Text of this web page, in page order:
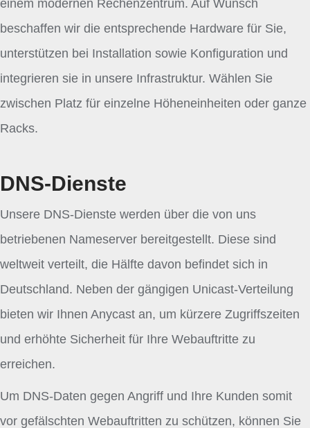
einem modernen Rechenzentrum. Auf Wunsch
beschaffen wir die entsprechende Hardware für Sie,
unterstützen bei Installation sowie Konfiguration und
integrieren sie in unsere Infrastruktur. Wählen Sie
zwischen Platz für einzelne Höheneinheiten oder ganze
Racks.
DNS-Dienste
Unsere DNS-Dienste werden über die von uns
betriebenen Nameserver bereitgestellt. Diese sind
weltweit verteilt, die Hälfte davon befindet sich in
Deutschland. Neben der gängigen Unicast-Verteilung
bieten wir Ihnen Anycast an, um kürzere Zugriffszeiten
und erhöhte Sicherheit für Ihre Webauftritte zu
erreichen.
Um DNS-Daten gegen Angriff und Ihre Kunden somit
vor gefälschten Webauftritten zu schützen, können Sie